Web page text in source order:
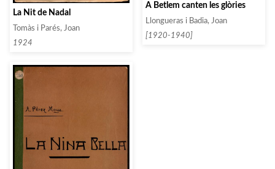
La Nit de Nadal
Tomàs i Parés, Joan
1924
A Betlem canten les glòries
Llongueras i Badia, Joan
[1920-1940]